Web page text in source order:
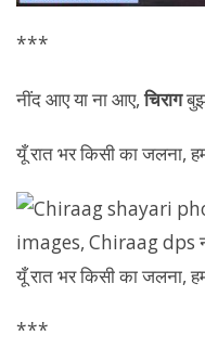
***
नींद आए या ना आए,चिराग
यूँ रात भर किसी का जलना,
***